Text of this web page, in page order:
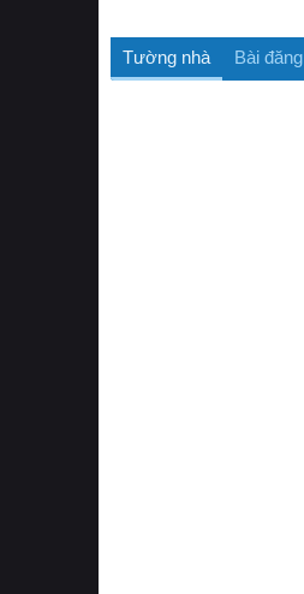
Tường nhà Bài đăng